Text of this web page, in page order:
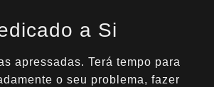
a Si
apressadas. Terá tempo para
o seu problema, fazer